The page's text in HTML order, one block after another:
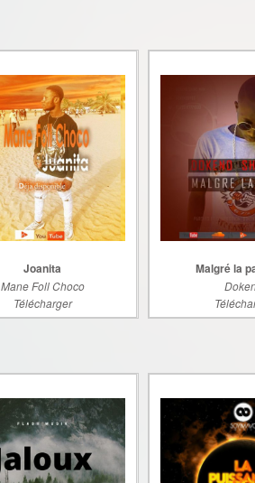
Joanita
Mane Foll Choco
Télécharger
Malgré la